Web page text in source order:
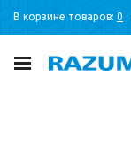
В корзине товаров: 0